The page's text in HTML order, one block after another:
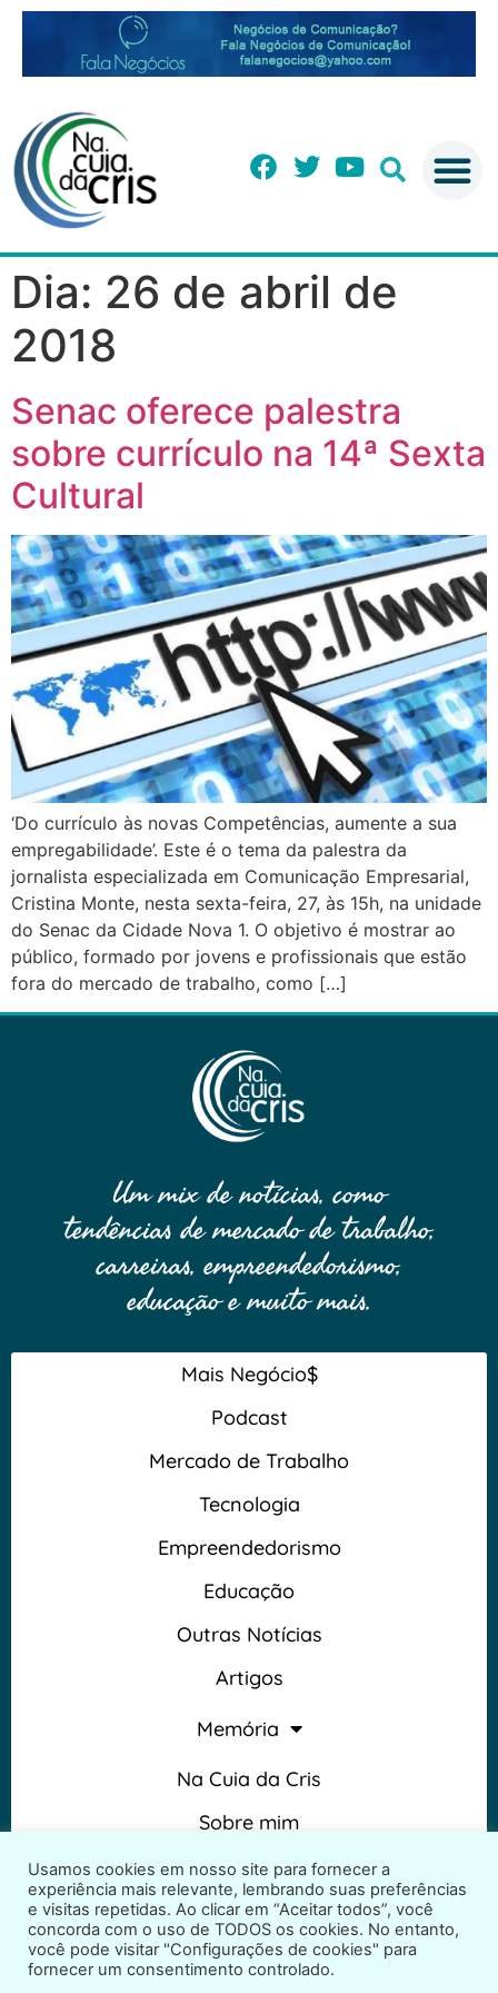
Dia: 26 de abril de
2018
Senac oferece palestra
sobre currículo na 14ª Sexta
Cultural
‘Do currículo às novas Competências, aumente a sua
empregabilidade’. Este é o tema da palestra da
jornalista especializada em Comunicação Empresarial,
Cristina Monte, nesta sexta-feira, 27, às 15h, na unidade
do Senac da Cidade Nova 1. O objetivo é mostrar ao
público, formado por jovens e profissionais que estão
fora do mercado de trabalho, como […]
Um mix de notícias, como
tendências de mercado de trabalho,
carreiras, empreendedorismo,
educação e muito mais.
Mais Negócio$
Podcast
Mercado de Trabalho
Tecnologia
Empreendedorismo
Educação
Outras Notícias
Artigos
Memória
Na Cuia da Cris
Sobre mim
Termos e Condições
Usamos cookies em nosso site para fornecer a
experiência mais relevante, lembrando suas preferências
e visitas repetidas. Ao clicar em “Aceitar todos”, você
concorda com o uso de TODOS os cookies. No entanto,
você pode visitar "Configurações de cookies" para
fornecer um consentimento controlado.